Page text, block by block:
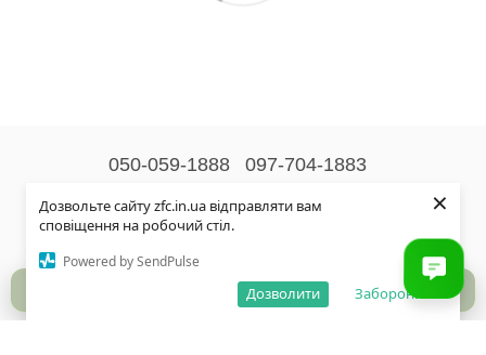
Дозвольте сайту zfc.in.ua відправляти вам
сповіщення на робочий стіл.
Powered by SendPulse
Заборонити
Дозволити
×
050-059-1888 097-704-1883
Контактна інформація
© 2026